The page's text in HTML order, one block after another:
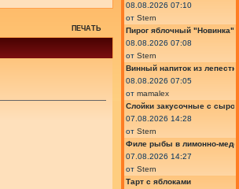
ПЕЧАТЬ
08.08.2026 07:10
от Stern
Пирог яблочный "Новинка"
08.08.2026 07:08
от Stern
Винный напиток из
08.08.2026 07:05
от mamalex
Слойки закусочные с
07.08.2026 14:28
от Stern
Филе рыбы в лимонно-
07.08.2026 14:27
от Stern
Тарт с яблоками